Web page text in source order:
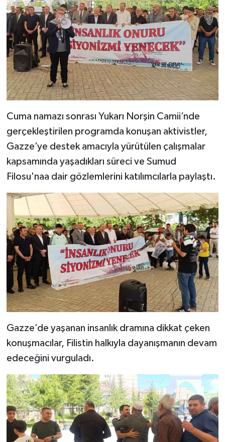
Cuma namazı sonrası Yukarı Norşin Camii’nde
gerçekleştirilen programda konuşan aktivistler,
Gazze’ye destek amacıyla yürütülen çalışmalar
kapsamında yaşadıkları süreci ve Sumud
Filosu'naa dair gözlemlerini katılımcılarla paylaştı.
Gazze’de yaşanan insanlık dramına dikkat çeken
konuşmacılar, Filistin halkıyla dayanışmanın devam
edeceğini vurguladı.